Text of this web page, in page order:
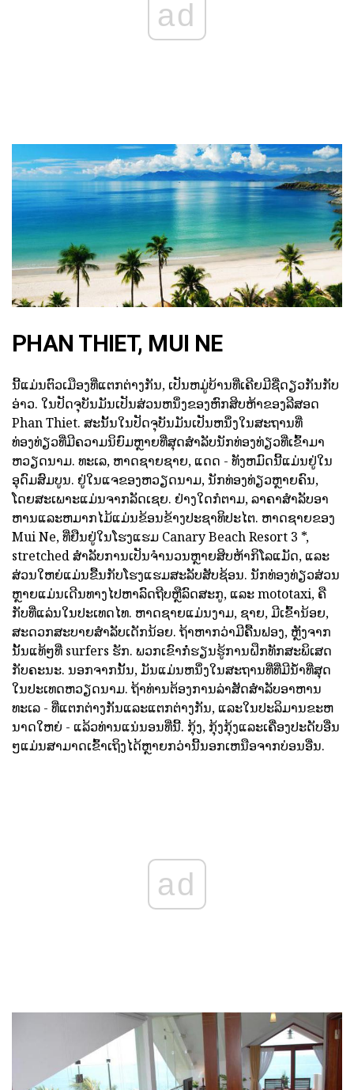
ad
PHAN THIET, MUI NE
ນີ້ແມ່ນຕົວເມືອງທີ່ແຕກຕ່າງກັນ, ເປັນຫມູ່ບ້ານທີ່ເຄີຍມີຊື່ດຽວກັນກັບ
ອ່າວ. ໃນປັດຈຸບັນມັນເປັນສ່ວນຫນຶ່ງຂອງຫົກສິບຫ້າຂອງລີສອດ
Phan Thiet. ສະນັ້ນໃນປັດຈຸບັນມັນເປັນຫນຶ່ງໃນສະຖານທີ່
ທ່ອງທ່ຽວທີ່ມີຄວາມນິຍົມຫຼາຍທີ່ສຸດສໍາລັບນັກທ່ອງທ່ຽວທີ່ເຂົ້າມາ
ຫວຽດນາມ. ທະເລ, ຫາດຊາຍຊາຍ, ແດດ - ທັງຫມົດນີ້ແມ່ນຢູ່ໃນ
ອຸດົມສົມບູນ. ຢູ່ໃນແຈຂອງຫວຽດນາມ, ນັກທ່ອງທ່ຽວຫຼາຍຄົນ,
ໂດຍສະເພາະແມ່ນຈາກລັດເຊຍ. ຢ່າງໃດກໍຕາມ, ລາຄາສໍາລັບອາ
ຫານແລະຫມາກໄມ້ແມ່ນຂ້ອນຂ້າງປະຊາທິປະໄຕ. ຫາດຊາຍຂອງ
Mui Ne, ທີ່ຢືນຢູ່ໃນໂຮງແຮມ Canary Beach Resort 3 *,
stretched ສໍາລັບການເປັນຈໍານວນຫຼາຍສິບຫ້າກິໂລແມັດ, ແລະ
ສ່ວນໃຫຍ່ແມ່ນຂື້ນກັບໂຮງແຮມສະລັບສັບຊ້ອນ. ນັກທ່ອງທ່ຽວສ່ວນ
ຫຼາຍແມ່ນເດີນທາງໄປຫາລົດຖີບຫຼືລົດສະກູ, ແລະ mototaxi, ຄື
ກັບທີ່ແລ່ນໃນປະເທດໄທ. ຫາດຊາຍແມ່ນງາມ, ຊາຍ, ມີເຂົ້ານ້ອຍ,
ສະດວກສະບາຍສໍາລັບເດັກນ້ອຍ. ຖ້າຫາກວ່າມີຄື້ນຟອງ, ຫຼັງຈາກ
ນັ້ນແທ້ໆທີ່ surfers ຮັກ. ພວກເຂົາກໍ່ຮຽນຮູ້ການຝຶກທັກສະພິເສດ
ກັບຄະນະ. ນອກຈາກນັ້ນ, ມັນແມ່ນຫນຶ່ງໃນສະຖານທີ່ທີ່ມີນ້ໍາທີ່ສຸດ
ໃນປະເທດຫວຽດນາມ. ຖ້າທ່ານຕ້ອງການລ່າສັດສໍາລັບອາຫານ
ທະເລ - ທີ່ແຕກຕ່າງກັນແລະແຕກຕ່າງກັນ, ແລະໃນປະລິມານຂະຫ
ນາດໃຫຍ່ - ແລ້ວທ່ານແນ່ນອນທີ່ນີ້. ກຸ້ງ, ກຸ້ງກຸ້ງແລະເຄື່ອງປະດັບອື່ນ
ໆແມ່ນສາມາດເຂົ້າເຖິງໄດ້ຫຼາຍກວ່ານີ້ນອກເຫນືອຈາກບ່ອນອື່ນ.
ad